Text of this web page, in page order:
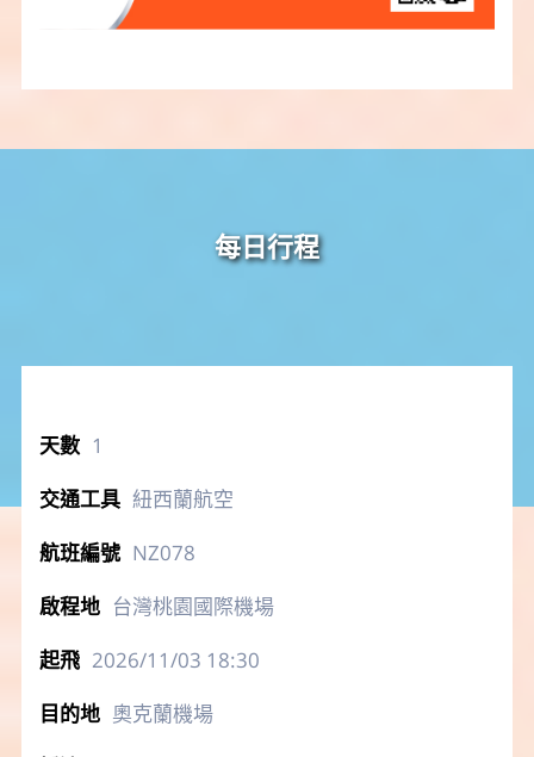
每日行程
1
紐西蘭航空
NZ078
台灣桃園國際機場
2026/11/03 18:30
奧克蘭機場